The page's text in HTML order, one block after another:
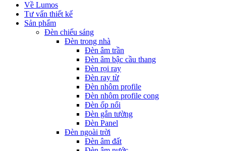
Về Lumos
Tư vấn thiết kế
Sản phẩm
Đèn chiếu sáng
Đèn trong nhà
Đèn âm trần
Đèn âm bậc cầu thang
Đèn rọi ray
Đèn ray từ
Đèn nhôm profile
Đèn nhôm profile cong
Đèn ốp nổi
Đèn gắn tường
Đèn Panel
Đèn ngoài trời
Đèn âm đất